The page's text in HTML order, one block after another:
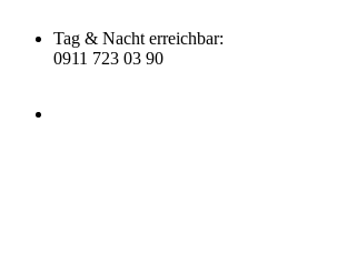
Tag & Nacht erreichbar:
0911 723 03 90